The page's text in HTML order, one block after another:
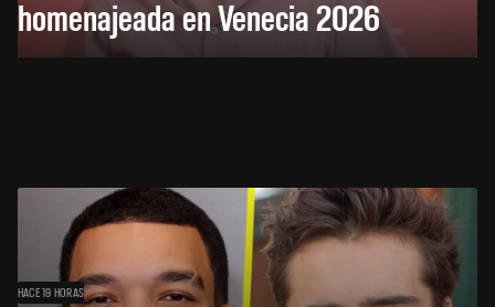
homenajeada en Venecia 2026
HACE 19 HORAS